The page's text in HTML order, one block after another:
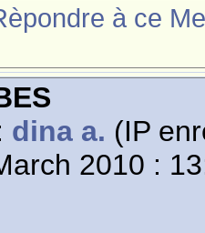
à ce
dina a. (IP
2010 :